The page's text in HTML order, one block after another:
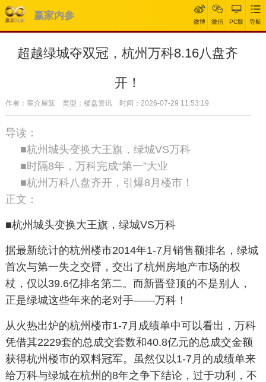
赢家内参
微博 微信 PC版 导航
超越绿城夺双冠，杭州万科8.16八盘齐
开！
作者：室介屋笈 类型：楼盘资讯 时间：2026-07-29 11:53:19
导读：
■杭州城头变换大王旗，绿城VS万科
■时隔8年，万科完成“第一”大业
■杭州万科八盘齐开，引爆8月楼市！
正文：
■杭州城头变换大王旗，绿城VS万科
据最新统计的杭州楼市2014年1-7月销售额排名，绿城
首次与第一失之交臂，交出了杭州房地产市场的权
杖，仅以39.6亿排名第二。而新晋登顶的不是别人，
正是绿城这些年来的老对手——万科！
从火热出炉的杭州楼市1-7月成绩单中可以看出，万科
凭借其2229套的总成交套数和40.8亿元的总成交金额
获得杭州楼市的双料冠军。虽然仅以1-7月的成绩单来
给万科与绿城在杭州的8年之争下结论，过于功利，不